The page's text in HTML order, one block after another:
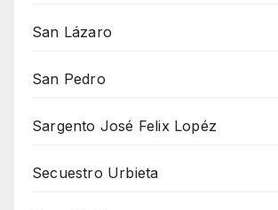
San Lázaro
San Pedro
Sargento José Felix Lopéz
Secuestro Urbieta